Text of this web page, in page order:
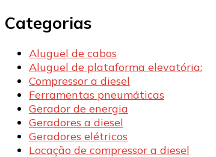
Categorias
Aluguel de cabos
Aluguel de plataforma elevatória:
Compressor a diesel
Ferramentas pneumáticas
Gerador de energia
Geradores a diesel
Geradores elétricos
Locação de compressor a diesel